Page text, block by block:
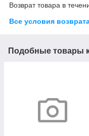
Возврат товара в
Все условия
Подобные товары